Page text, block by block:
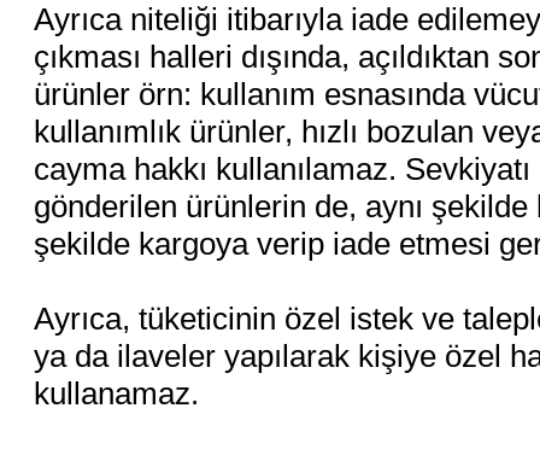
Ayrıca niteliği itibarıyla iade
çıkması halleri dışında, açıldıktan
ürünler örn: kullanım esnasında
kullanımlık ürünler, hızlı bozulan
cayma hakkı kullanılamaz.
gönderilen ürünlerin de, aynı
şekilde kargoya verip iade etmesi
Ayrıca, tüketicinin özel istek ve
ya da ilaveler yapılarak kişiye özel
kullanamaz.